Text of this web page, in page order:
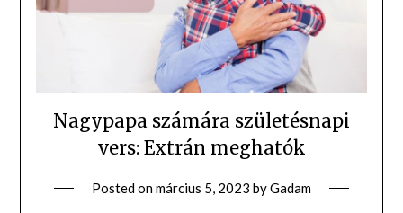
Nagypapa számára születésnapi
vers: Extrán meghatók
Posted onmárcius 5, 2023 byGadam